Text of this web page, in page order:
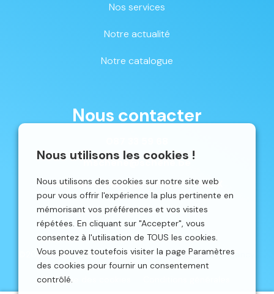
Nous utilisons les cookies !
Nous utilisons des cookies sur notre site web
pour vous offrir l'expérience la plus pertinente en
mémorisant vos préférences et vos visites
répétées. En cliquant sur "Accepter", vous
consentez à l'utilisation de TOUS les cookies.
Vous pouvez toutefois visiter la page Paramètres
des cookies pour fournir un consentement
contrôlé.
Nos services
Notre actualité
Notre catalogue
Nous contacter
mschene@schene.be
Avenue du Parc 16 | 4650 CHAINEUX
©2026 Schêne. Site web réalisé parLocalisy Web Agency.
Politique des cookies